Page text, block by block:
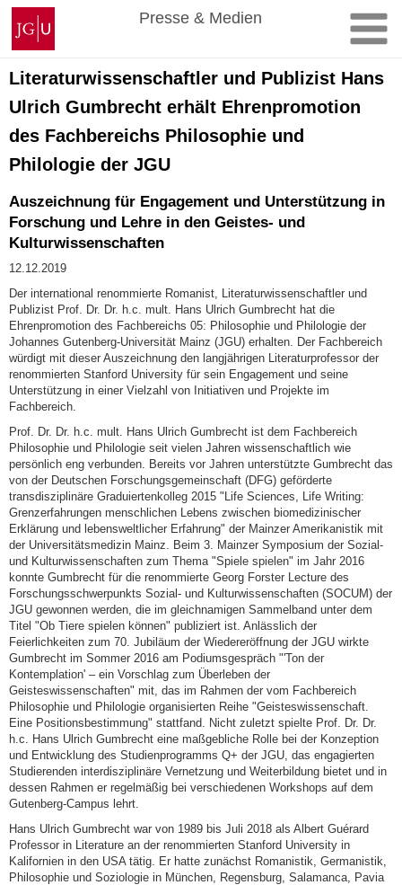
Zum
Inhalt
springen
Johannes
Gutenberg-
Universität
Mainz
Presse & Medien
Literaturwissenschaftler und Publizist Hans
Ulrich Gumbrecht erhält Ehrenpromotion
des Fachbereichs Philosophie und
Philologie der JGU
Auszeichnung für Engagement und Unterstützung in
Forschung und Lehre in den Geistes- und
Kulturwissenschaften
12.12.2019
Der international renommierte Romanist, Literaturwissenschaftler und
Publizist Prof. Dr. Dr. h.c. mult. Hans Ulrich Gumbrecht hat die
Ehrenpromotion des Fachbereichs 05: Philosophie und Philologie der
Johannes Gutenberg-Universität Mainz (JGU) erhalten. Der Fachbereich
würdigt mit dieser Auszeichnung den langjährigen Literaturprofessor der
renommierten Stanford University für sein Engagement und seine
Unterstützung in einer Vielzahl von Initiativen und Projekte im
Fachbereich.
Prof. Dr. Dr. h.c. mult. Hans Ulrich Gumbrecht ist dem Fachbereich
Philosophie und Philologie seit vielen Jahren wissenschaftlich wie
persönlich eng verbunden. Bereits vor Jahren unterstützte Gumbrecht das
von der Deutschen Forschungsgemeinschaft (DFG) geförderte
transdisziplinäre Graduiertenkolleg 2015 "Life Sciences, Life Writing:
Grenzerfahrungen menschlichen Lebens zwischen biomedizinischer
Erklärung und lebensweltlicher Erfahrung" der Mainzer Amerikanistik mit
der Universitätsmedizin Mainz. Beim 3. Mainzer Symposium der Sozial-
und Kulturwissenschaften zum Thema "Spiele spielen" im Jahr 2016
konnte Gumbrecht für die renommierte Georg Forster Lecture des
Forschungsschwerpunkts Sozial- und Kulturwissenschaften (SOCUM) der
JGU gewonnen werden, die im gleichnamigen Sammelband unter dem
Titel "Ob Tiere spielen können" publiziert ist. Anlässlich der
Feierlichkeiten zum 70. Jubiläum der Wiedereröffnung der JGU wirkte
Gumbrecht im Sommer 2016 am Podiumsgespräch "'Ton der
Kontemplation' – ein Vorschlag zum Überleben der
Geisteswissenschaften" mit, das im Rahmen der vom Fachbereich
Philosophie und Philologie organisierten Reihe "Geisteswissenschaft.
Eine Positionsbestimmung" stattfand. Nicht zuletzt spielte Prof. Dr. Dr.
h.c. Hans Ulrich Gumbrecht eine maßgebliche Rolle bei der Konzeption
und Entwicklung des Studienprogramms Q+ der JGU, das engagierten
Studierenden interdisziplinäre Vernetzung und Weiterbildung bietet und in
dessen Rahmen er regelmäßig bei verschiedenen Workshops auf dem
Gutenberg-Campus lehrt.
Hans Ulrich Gumbrecht war von 1989 bis Juli 2018 als Albert Guérard
Professor in Literature an der renommierten Stanford University in
Kalifornien in den USA tätig. Er hatte zunächst Romanistik, Germanistik,
Philosophie und Soziologie in München, Regensburg, Salamanca, Pavia